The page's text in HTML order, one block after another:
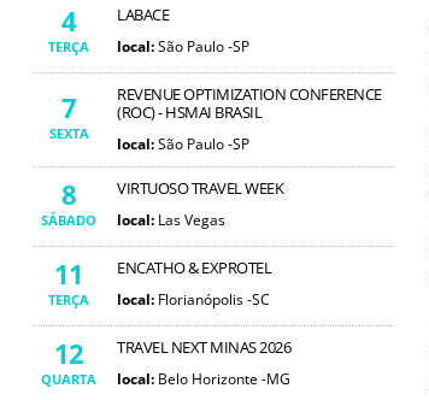
4
TERÇA
LABACE
local:São Paulo -SP
7
SEXTA
REVENUE OPTIMIZATION CONFERENCE
(ROC) - HSMAI BRASIL
local:São Paulo -SP
8
SÁBADO
VIRTUOSO TRAVEL WEEK
local: Las Vegas
11
TERÇA
ENCATHO & EXPROTEL
local: Florianópolis -SC
12
QUARTA
TRAVEL NEXT MINAS 2026
local: Belo Horizonte -MG